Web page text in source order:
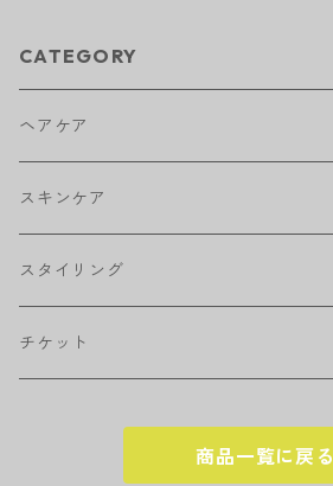
CATEGORY
ヘアケア
アウトバストリートメント
シャンプー
トリートメント
スキンケア
スタイリング
ワックス
チケット
商品一覧に戻る